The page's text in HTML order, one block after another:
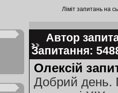
Ліміт запитань на
Автор
Запитання:
Олексій
Добрий день.